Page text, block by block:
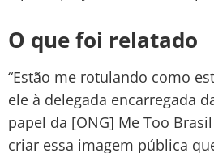
O que foi relatado
“Estão me rotulando como
ele à delegada encarregada
papel da [ONG] Me Too
criar essa imagem pública